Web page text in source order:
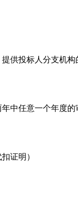
供投标人分支机
中任意一个年度
证明）